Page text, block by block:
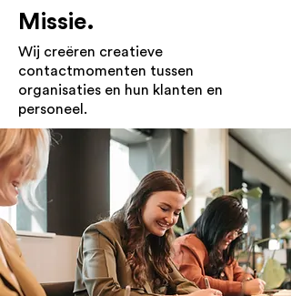
Missie.
Wij creëren creatieve
contactmomenten tussen
organisaties en hun klanten en
personeel.